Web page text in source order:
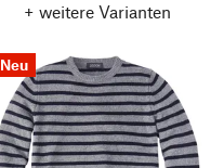
+ weitere Varianten
Neu